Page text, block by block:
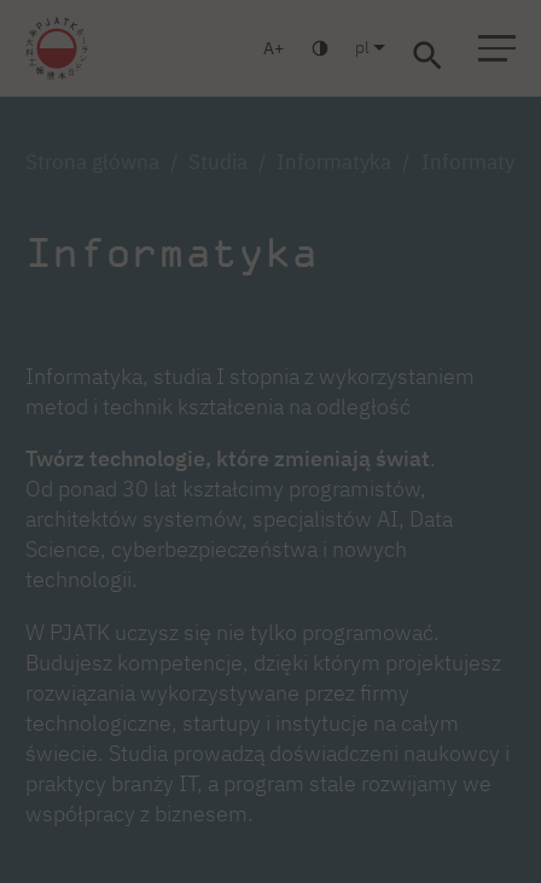
Warszawa Gdańsk Liceum Studia podyplomowe Studia MBA
A pl
Informatyka
Informatyka, studia I stopnia z wykorzystaniem
metod i technik kształcenia na odległość
Twórz technologie, które zmieniają świat.
Od ponad 30 lat kształcimy programistów,
architektów systemów, specjalistów AI, Data
Science, cyberbezpieczeństwa i nowych
technologii.
W PJATK uczysz się nie tylko programować.
Budujesz kompetencje, dzięki którym projektujesz
rozwiązania wykorzystywane przez firmy
technologiczne, startupy i instytucje na całym
świecie. Studia prowadzą doświadczeni naukowcy i
praktycy branży IT, a program stale rozwijamy we
współpracy z biznesem.